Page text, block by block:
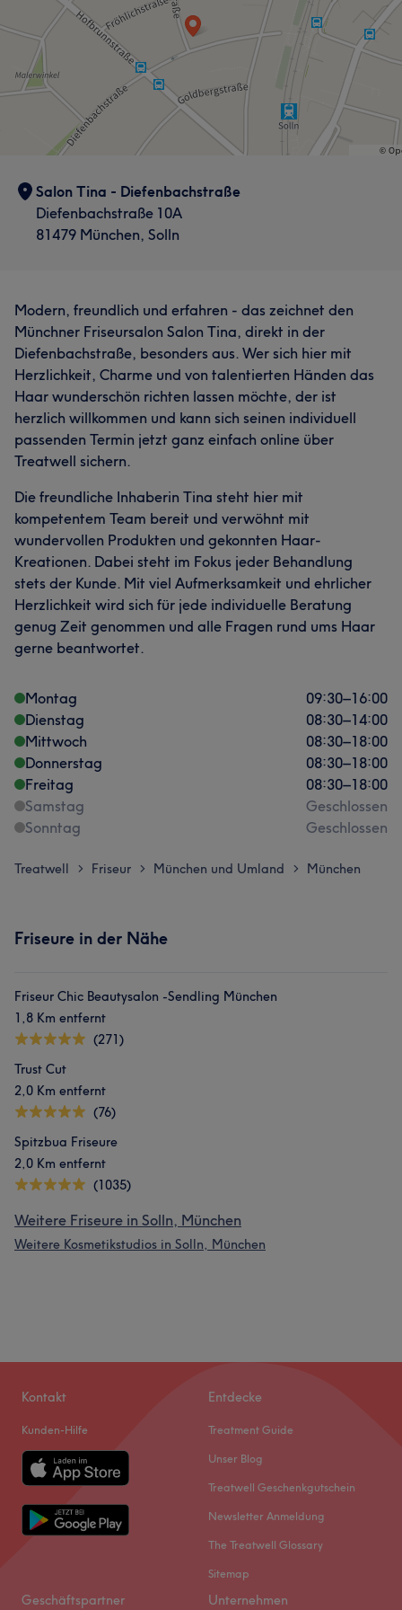
Salon Tina - Diefenbachstraße
Diefenbachstraße 10A
81479 München, Solln
Modern, freundlich und erfahren - das zeichnet den
Münchner Friseursalon Salon Tina, direkt in der
Diefenbachstraße, besonders aus. Wer sich hier mit
Herzlichkeit, Charme und von talentierten Händen das
Haar wunderschön richten lassen möchte, der ist
herzlich willkommen und kann sich seinen individuell
passenden Termin jetzt ganz einfach online über
Treatwell sichern.
Die freundliche Inhaberin Tina steht hier mit
kompetentem Team bereit und verwöhnt mit
wundervollen Produkten und gekonnten Haar-
Kreationen. Dabei steht im Fokus jeder Behandlung
stets der Kunde. Mit viel Aufmerksamkeit und ehrlicher
Herzlichkeit wird sich für jede individuelle Beratung
genug Zeit genommen und alle Fragen rund ums Haar
gerne beantwortet.
Montag 09:30–16:00
Dienstag
08:30–14:00
Mittwoch
08:30–18:00
Donnerstag
08:30–18:00
Freitag
08:30–18:00
Samstag
Geschlossen
Sonntag
Geschlossen
Treatwell > Friseur > München und Umland > München
Friseure in der Nähe
Friseur Chic Beautysalon -Sendling München
1,8 Km entfernt
(271)
Trust Cut
2,0 Km entfernt
(76)
Spitzbua Friseure
2,0 Km entfernt
(1035)
Weitere Friseure in Solln, München
Weitere Kosmetikstudios in Solln, München
Kontakt
Kunden-Hilfe
Entdecke
Treatment Guide
Unser Blog
Treatwell Geschenkgutschein
Newsletter Anmeldung
The Treatwell Glossary
Sitemap
Geschäftspartner Unternehmen